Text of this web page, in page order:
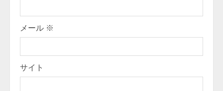
メール ※
サイト